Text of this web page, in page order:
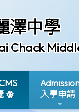
澤中學
Chack
Admission
入學申請